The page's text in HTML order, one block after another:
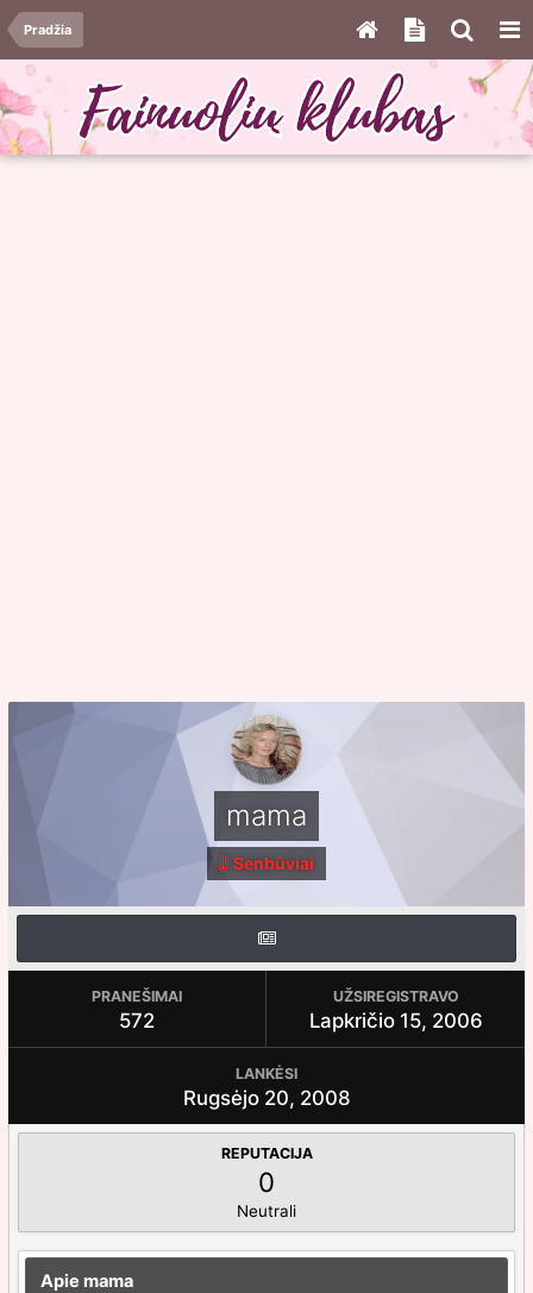
Pradžia
mama
Senbūviai
PRANEŠIMAI
572
UŽSIREGISTRAVO
Lapkričio 15, 2006
LANKĖSI
Rugsėjo 20, 2008
REPUTACIJA
0
Neutrali
Apie mama